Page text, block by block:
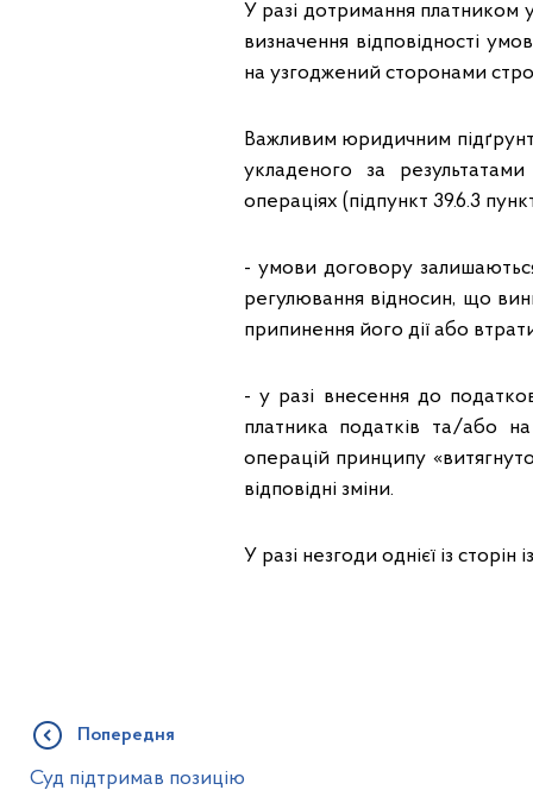
У разі дотримання платником
визначення відповідності
на узгоджений сторонами
Важливим юридичним
укладеного за
операціях (підпункт 39.6.3
- умови договору
регулювання відносин, що
припинення його дії або
- у разі внесення до
платника податків та/або
операцій принципу
відповідні зміни.
У разі незгоди однієї із
Попередня
Суд підтримав позицію